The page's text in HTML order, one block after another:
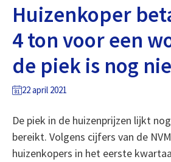
Huizenkoper
4 ton voor een
de piek is nog
22 april 2021
De piek in de huizenprijzen lijkt
bereikt. Volgens cijfers van de
huizenkopers in het eerste